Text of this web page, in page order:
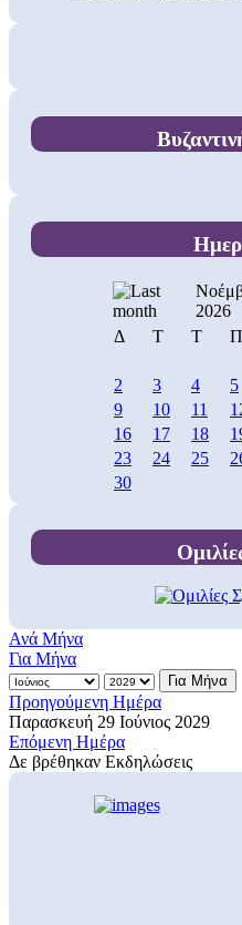
2026
Δ
Τ Τ Π
2
3 4 5
9
10 11
16
17 18
23
24 25
30
Ανά Μήνα
Για Μήνα
Για Μήνα
Προηγούμενη Ημέρα
Παρασκευή 29 Ιούνιος 2029
Επόμενη Ημέρα
Δε βρέθηκαν Εκδηλώσεις